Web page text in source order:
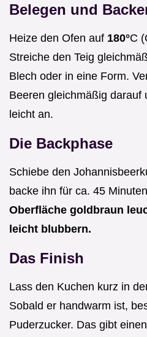
Belegen und
Heize den Ofen auf 180°C
Streiche den Teig
Blech oder in eine Form.
Beeren gleichmäßig darauf
leicht an.
Die Backphase
Schiebe den
backe ihn für ca. 45
Oberfläche goldbraun
leicht blubbern.
Das Finish
Lass den Kuchen kurz in
Sobald er handwarm ist,
Puderzucker. Das gibt